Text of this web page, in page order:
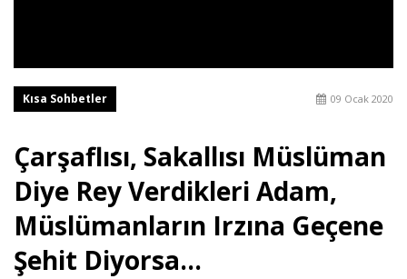
Kısa Sohbetler 09 Ocak 2020
Çarşaflısı, Sakallısı Müslüman
Diye Rey Verdikleri Adam,
Müslümanların Irzına Geçene
Şehit Diyorsa...